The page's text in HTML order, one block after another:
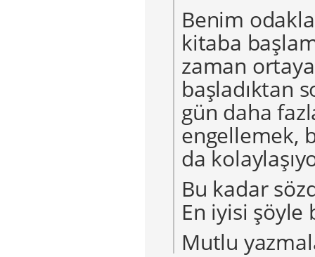
Benim
kitaba
zaman
başladıktan
gün daha
engellemek,
da
Bu kadar
En iyisi
Mutlu